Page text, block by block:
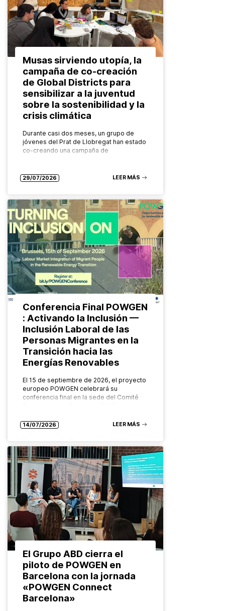
Musas sirviendo utopía, la
campaña de co-creación
de Global Districts para
sensibilizar a la juventud
sobre la sostenibilidad y la
crisis climática
Durante casi dos meses, un grupo de
jóvenes del Prat de Llobregat han estado
co-creando una campaña de
temáticas…
29/07/2026 LEER MÁS
Conferencia Final POWGEN
: Activando la Inclusión —
Inclusión Laboral de las
Personas Migrantes en la
Transición hacia las
Energías Renovables
El 15 de septiembre de 2026, el proyecto
europeo POWGEN celebrará su
conferencia final en la sede del Comité
14/07/2026 LEER MÁS
El Grupo ABD cierra el
piloto de POWGEN en
Barcelona con la jornada
«POWGEN Connect
Barcelona»